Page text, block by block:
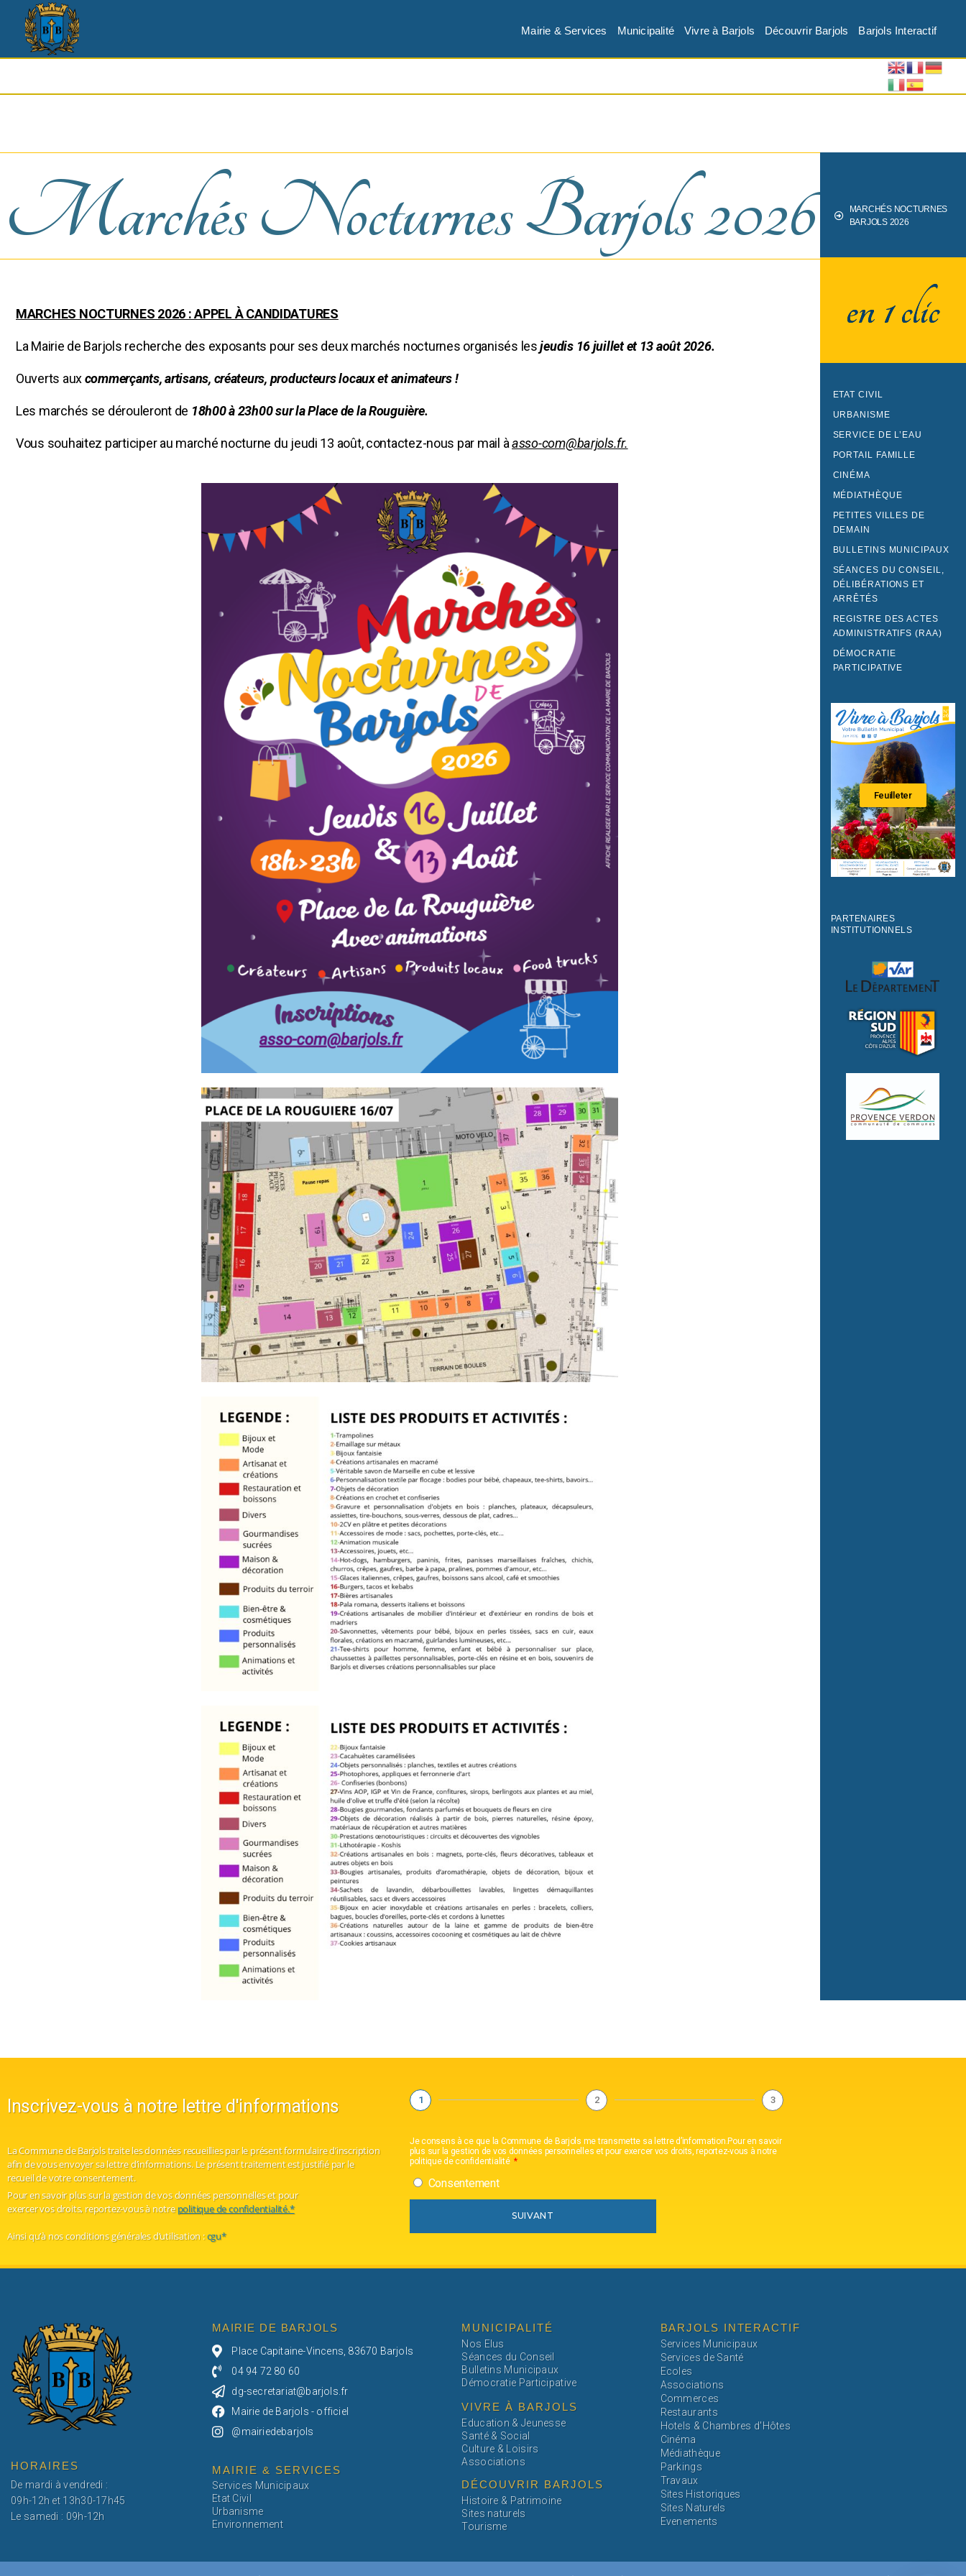
Mairie & Services Municipalité Vivre à Barjols Découvrir Barjols Barjols Interactif
Marchés Nocturnes Barjols 2026
MARCHES NOCTURNES 2026 : APPEL À CANDIDATURES
La Mairie de Barjols recherche des exposants pour ses deux marchés nocturnes organisés lesjeudis 16 juillet et 13 août 2026.
Ouverts auxcommerçants, artisans, créateurs, producteurs locaux et animateurs !
Les marchés se dérouleront de 18h00 à 23h00 sur la Place de la Rouguière.
Vous souhaitez participer au marché nocturne du jeudi 13 août, contactez-nous par mail àasso-com@barjols.fr.
MARCHÉS NOCTURNES
BARJOLS 2026
en 1 clic
ETAT CIVIL
URBANISME
SERVICE DE L’EAU
PORTAIL FAMILLE
CINÉMA
MÉDIATHÈQUE
PETITES VILLES DE
DEMAIN
BULLETINS MUNICIPAUX
SÉANCES DU CONSEIL,
DÉLIBÉRATIONS ET
ARRÊTÉS
REGISTRE DES ACTES
ADMINISTRATIFS (RAA)
DÉMOCRATIE
PARTICIPATIVE
Feuilleter
PARTENAIRES
INSTITUTIONNELS
Inscrivez-vous à notre lettre d'informations
La Commune de Barjols traite les données recueillies par le présent formulaire d’inscription
afin de vous envoyer sa lettre d’informations. Le présent traitement est justifié par le
recueil de votre consentement.
Pour en savoir plus sur la gestion de vos données personnelles et pour
exercer vos droits, reportez-vous à notrepolitique de confidentialité.*
Ainsi qu’à nos conditions générales d’utilisation :cgu*
1 2 3
Je consens à ce que la Commune de Barjols me transmette sa lettre d’information.Pour en savoir
plus sur la gestion de vos données personnelles et pour exercer vos droits, reportez-vous à notre
politique de confidentialité
Consentement
SUIVANT
HORAIRES
De mardi à vendredi :
09h-12h et 13h30-17h45
Le samedi : 09h-12h
MAIRIE DE BARJOLS
Place Capitaine-Vincens, 83670 Barjols
04 94 72 80 60
dg-secretariat@barjols.fr
Mairie de Barjols - officiel
@mairiedebarjols
MAIRIE & SERVICES
Services Municipaux
Etat Civil
Urbanisme
Environnement
MUNICIPALITÉ
Nos Elus
Séances du Conseil
Bulletins Municipaux
Démocratie Participative
VIVRE À BARJOLS
Education & Jeunesse
Santé & Social
Culture & Loisirs
Associations
DÉCOUVRIR BARJOLS
Histoire & Patrimoine
Sites naturels
Tourisme
BARJOLS INTERACTIF
Services Municipaux
Services de Santé
Ecoles
Associations
Commerces
Restaurants
Hotels & Chambres d'Hôtes
Cinéma
Médiathèque
Parkings
Travaux
Sites Historiques
Sites Naturels
Evenements